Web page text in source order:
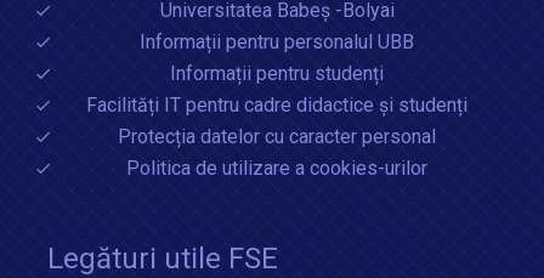
Universitatea Babeș -Bolyai
Informații pentru personalul UBB
Informații pentru studenți
Facilități IT pentru cadre didactice și studenți
Protecția datelor cu caracter personal
Politica de utilizare a cookies-urilor
Legături utile FSE